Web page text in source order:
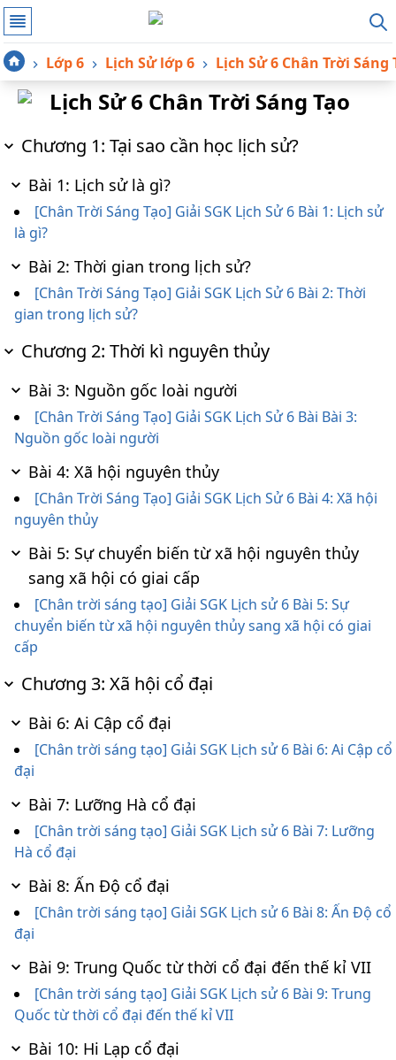
Lớp 6 Lịch Sử lớp 6 Lịch Sử 6 Chân Trời Sáng
Lịch Sử 6 Chân Trời Sáng Tạo
Chương 1: Tại sao cần học lịch sử?
Bài 1: Lịch sử là gì?
[Chân Trời Sáng Tạo] Giải SGK Lịch Sử 6 Bài 1: Lịch sử
là gì?
Bài 2: Thời gian trong lịch sử?
[Chân Trời Sáng Tạo] Giải SGK Lịch Sử 6 Bài 2: Thời
gian trong lịch sử?
Chương 2: Thời kì nguyên thủy
Bài 3: Nguồn gốc loài người
[Chân Trời Sáng Tạo] Giải SGK Lịch Sử 6 Bài Bài 3:
Nguồn gốc loài người
Bài 4: Xã hội nguyên thủy
[Chân Trời Sáng Tạo] Giải SGK Lịch Sử 6 Bài 4: Xã hội
nguyên thủy
Bài 5: Sự chuyển biến từ xã hội nguyên thủy
sang xã hội có giai cấp
[Chân trời sáng tạo] Giải SGK Lịch sử 6 Bài 5: Sự
chuyển biến từ xã hội nguyên thủy sang xã hội có giai
cấp
Chương 3: Xã hội cổ đại
Bài 6: Ai Cập cổ đại
[Chân trời sáng tạo] Giải SGK Lịch sử 6 Bài 6: Ai Cập cổ
đại
Bài 7: Lưỡng Hà cổ đại
[Chân trời sáng tạo] Giải SGK Lịch sử 6 Bài 7: Lưỡng
Hà cổ đại
Bài 8: Ấn Độ cổ đại
[Chân trời sáng tạo] Giải SGK Lịch sử 6 Bài 8: Ấn Độ cổ
đại
Bài 9: Trung Quốc từ thời cổ đại đến thế kỉ VII
[Chân trời sáng tạo] Giải SGK Lịch sử 6 Bài 9: Trung
Quốc từ thời cổ đại đến thế kỉ VII
Bài 10: Hi Lạp cổ đại